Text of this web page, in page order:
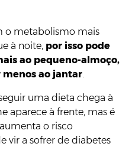
o metabolismo mais
à noite, por isso pode
ao pequeno-almoço,
menos ao jantar.
uma dieta chega à
aparece à frente, mas é
o risco
vir a sofrer de diabetes